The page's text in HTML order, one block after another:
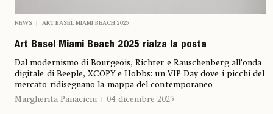
NEWS ART BASEL MIAMI BEACH 2025
Art Basel Miami Beach 2025 rialza la posta
Dal modernismo di Bourgeois, Richter e Rauschenberg all’onda
digitale di Beeple, XCOPY e Hobbs: un VIP Day dove i picchi del
mercato ridisegnano la mappa del contemporaneo
Margherita Panaciciu
04 dicembre 2025